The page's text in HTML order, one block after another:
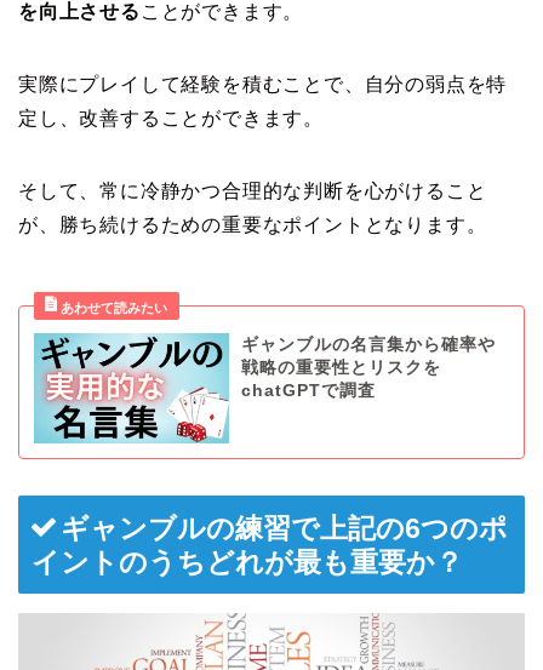
を向上させる ことができます。
実際にプレイして経験を積むことで、自分の弱点を特
定し、改善することができます。
そして、常に冷静かつ合理的な判断を心がけること
が、勝ち続けるための重要なポイントとなります。
ギャンブルの名言集から確率や
戦略の重要性とリスクを
chatGPTで調査
ギャンブルの練習で上記の6つのポ
イントのうちどれが最も重要か？